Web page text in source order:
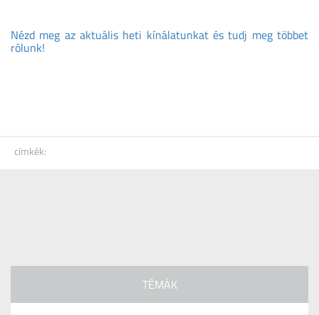
Nézd meg az aktuális heti kínálatunkat és tudj meg többet
rólunk!
címkék:
TÉMÁK